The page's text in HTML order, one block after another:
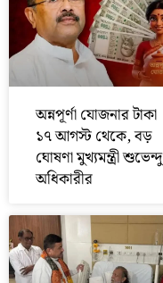
অন্নপূর্ণা যোজনার টাকা
১৭ আগস্ট থেকে, বড়
ঘোষণা মুখ্যমন্ত্রী শুভেন্দু
অধিকারীর